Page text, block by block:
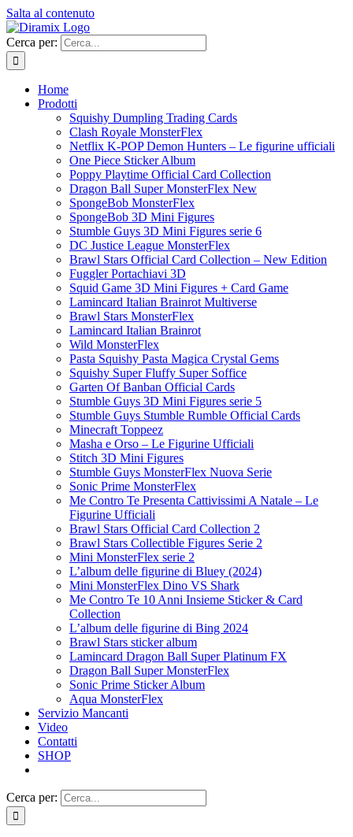
Salta al contenuto
Cerca per:
Home
Prodotti
Squishy Dumpling Trading Cards
Clash Royale MonsterFlex
Netflix K-POP Demon Hunters – Le figurine ufficiali
One Piece Sticker Album
Poppy Playtime Official Card Collection
Dragon Ball Super MonsterFlex New
SpongeBob MonsterFlex
SpongeBob 3D Mini Figures
Stumble Guys 3D Mini Figures serie 6
DC Justice League MonsterFlex
Brawl Stars Official Card Collection – New Edition
Fuggler Portachiavi 3D
Squid Game 3D Mini Figures + Card Game
Lamincard Italian Brainrot Multiverse
Brawl Stars MonsterFlex
Lamincard Italian Brainrot
Wild MonsterFlex
Pasta Squishy Pasta Magica Crystal Gems
Squishy Super Fluffy Super Soffice
Garten Of Banban Official Cards
Stumble Guys 3D Mini Figures serie 5
Stumble Guys Stumble Rumble Official Cards
Minecraft Toppeez
Masha e Orso – Le Figurine Ufficiali
Stitch 3D Mini Figures
Stumble Guys MonsterFlex Nuova Serie
Sonic Prime MonsterFlex
Me Contro Te Presenta Cattivissimi A Natale – Le
Figurine Ufficiali
Brawl Stars Official Card Collection 2
Brawl Stars Collectible Figures Serie 2
Mini MonsterFlex serie 2
L’album delle figurine di Bluey (2024)
Mini MonsterFlex Dino VS Shark
Me Contro Te 10 Anni Insieme Sticker & Card
Collection
L’album delle figurine di Bing 2024
Brawl Stars sticker album
Lamincard Dragon Ball Super Platinum FX
Dragon Ball Super MonsterFlex
Sonic Prime Sticker Album
Aqua MonsterFlex
Servizio Mancanti
Video
Contatti
SHOP
Cerca per: